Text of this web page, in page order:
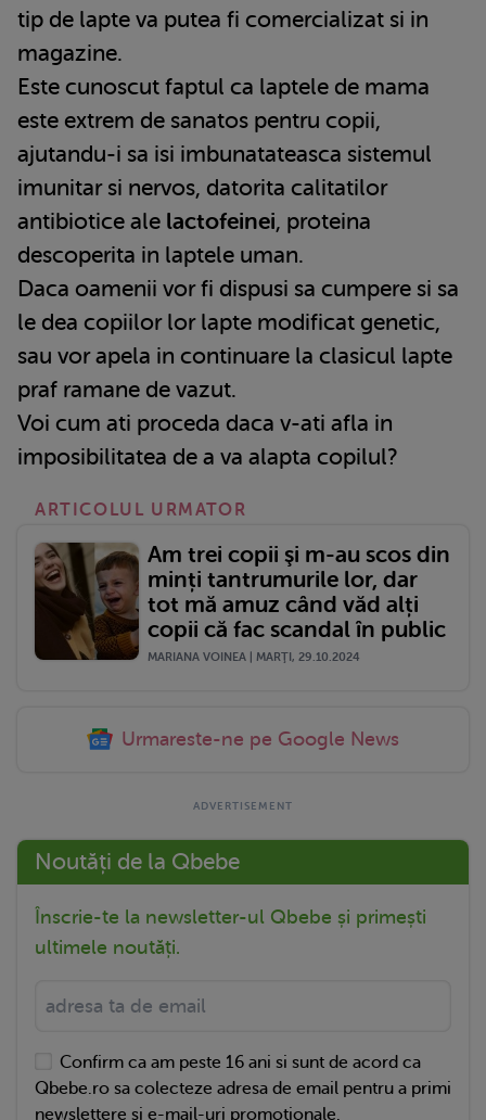
tip de lapte va putea fi comercializat si in
magazine.
Este cunoscut faptul ca laptele de mama
este extrem de sanatos pentru copii,
ajutandu-i sa isi imbunatateasca sistemul
imunitar si nervos, datorita calitatilor
antibiotice ale lactofeinei, proteina
descoperita in laptele uman.
Daca oamenii vor fi dispusi sa cumpere si sa
le dea copiilor lor lapte modificat genetic,
sau vor apela in continuare la clasicul lapte
praf ramane de vazut.
Voi cum ati proceda daca v-ati afla in
imposibilitatea de a va alapta copilul?
ARTICOLUL URMATOR
Am trei copii şi m-au scos din
minți tantrumurile lor, dar
tot mă amuz când văd alți
copii că fac scandal în public
MARIANA VOINEA | MARŢI, 29.10.2024
Urmareste-ne pe Google News
Noutăți de la Qbebe
Înscrie-te la newsletter-ul Qbebe și primești
ultimele noutăți.
Confirm ca am peste 16 ani si sunt de acord ca
Qbebe.ro sa colecteze adresa de email pentru a primi
newslettere si e-mail-uri promotionale.